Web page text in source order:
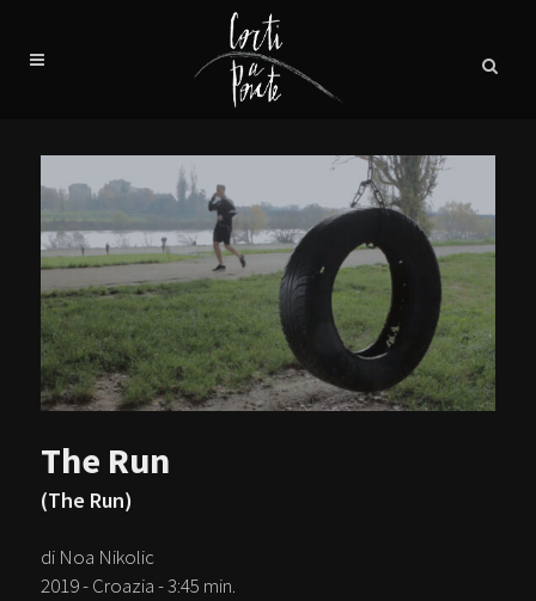
The Run
(The Run)
di Noa Nikolic
2019 - Croazia - 3:45 min.